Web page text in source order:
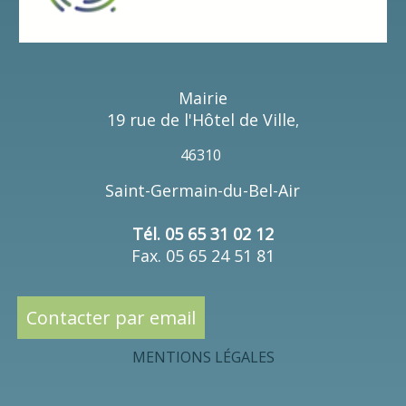
Mairie
19 rue de l'Hôtel de Ville,
46310
Saint-Germain-du-Bel-Air
Tél. 05 65 31 02 12
Fax. 05 65 24 51 81
Contacter par email
MENTIONS LÉGALES